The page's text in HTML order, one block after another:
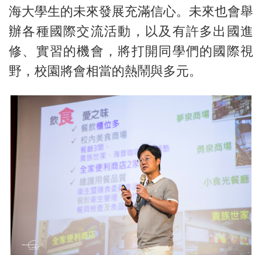
海大學生的未來發展充滿信心。未來也會舉
辦各種國際交流活動，以及有許多出國進
修、實習的機會，將打開同學們的國際視
野，校園將會相當的熱鬧與多元。